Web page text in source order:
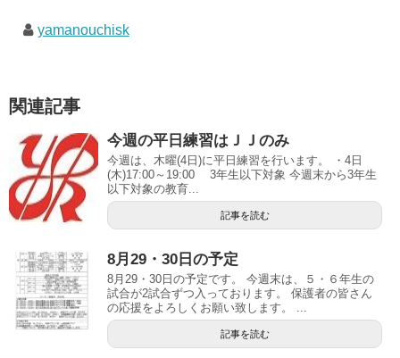
yamanouchisk
関連記事
今週の平日練習はＪＪのみ
今週は、木曜(4日)に平日練習を行います。 ・4日
(木)17:00～19:00 3年生以下対象 今週末から3年生
以下対象の教育...
記事を読む
8月29・30日の予定
8月29・30日の予定です。 今週末は、５・６年生の
試合が2試合ずつ入っております。 保護者の皆さん
の応援をよろしくお願い致します。 ...
記事を読む